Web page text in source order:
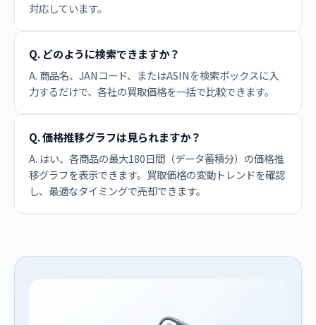
対応しています。
Q. どのように検索できますか？
A. 商品名、JANコード、またはASINを検索ボックスに入
力するだけで、各社の買取価格を一括で比較できます。
Q. 価格推移グラフは見られますか？
A. はい、各商品の最大180日間（データ蓄積分）の価格推
移グラフを表示できます。買取価格の変動トレンドを確認
し、最適なタイミングで売却できます。